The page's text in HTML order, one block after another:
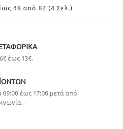
48 από 82 (4 Σελ.)
έως 13€.
έως 17:00 μετά από